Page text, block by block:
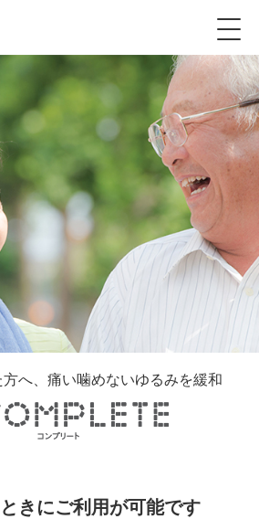
へ、痛い噛めないゆるみを緩和
きにご利用が可能です